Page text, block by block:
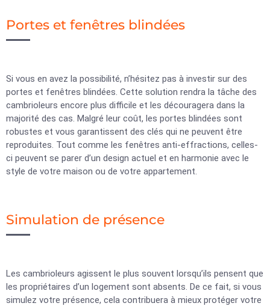
Portes et fenêtres blindées
Si vous en avez la possibilité, n’hésitez pas à investir sur des
portes et fenêtres blindées. Cette solution rendra la tâche des
cambrioleurs encore plus difficile et les découragera dans la
majorité des cas. Malgré leur coût, les portes blindées sont
robustes et vous garantissent des clés qui ne peuvent être
reproduites. Tout comme les fenêtres anti-effractions, celles-
ci peuvent se parer d’un design actuel et en harmonie avec le
style de votre maison ou de votre appartement.
Simulation de présence
Les cambrioleurs agissent le plus souvent lorsqu’ils pensent que
les propriétaires d’un logement sont absents. De ce fait, si vous
simulez votre présence, cela contribuera à mieux protéger votre